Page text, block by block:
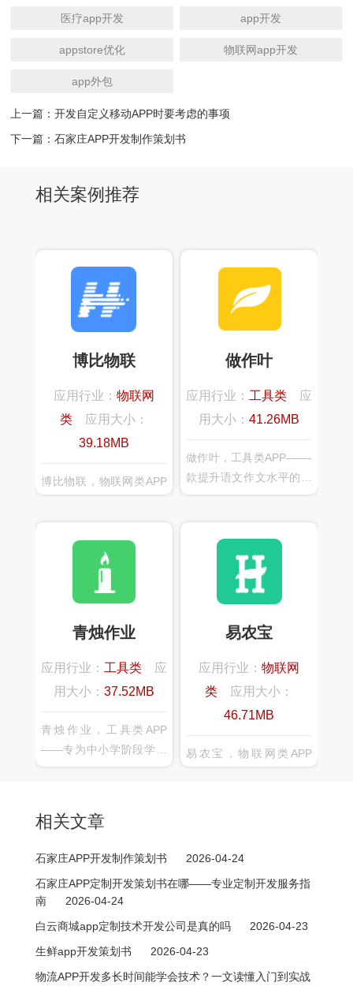
医疗app开发 app开发
appstore优化 物联网app开发
app外包
上一篇：开发自定义移动APP时要考虑的事项
下一篇：石家庄APP开发制作策划书
相关案例推荐
博比物联
应用行业： 物联网
类应用大小：
39.18MB
博比物联，物联网类APP
万物互联的时代也将到
来。智能家居在这里扮演
着-个不可或缺的重要角
色，博比物联智慧家居为
用户提供全方位的智能家
部分智能设备而，实现了
各种智能设备的互联、互
通、互动，给您全新的智
能家庭互联体验。
做作叶
应用行业： 工具类 应
用大小：41.26MB
做作叶，工具类APP——-
款提升语文作文水平的教
育平台类产品，以线下的
为引导，展开符合教学进
度的作文比赛。作文主题
和素材内容由班级老师进
行整理，不同于市面上以
的产品，真实契合实际的
个良好的写作氛围中。
青烛作业
应用行业： 工具类应
用大小： 37.52MB
青烛作业，工具类APP
——专为中小学阶段学生
提供作业与学习练习的产
情况、知识点同步练习和
析和个性化推荐，帮你查
漏补缺巩固所学知识操作
简单、省时省力、功能强
大、有效提高学习成绩。
易农宝
应用行业：物联网
类 应用大小：
46.71MB
易农宝，物联网类APP
动态
相关文章
石家庄APP开发制作策划书
2026-04-24
石家庄APP定制开发策划书在哪——专业定制开发服务指
南
2026-04-24
白云商城app定制技术开发公司是真的吗
2026-04-23
生鲜app开发策划书
2026-04-23
物流APP开发多长时间能学会技术？一文读懂入门到实战